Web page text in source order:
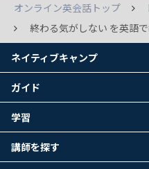
オンライン英会話トップ
終わる気がしない を英語
ネイティブキャンプ
ガイド
学習
講師を探す